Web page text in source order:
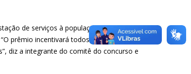
de serviços à população e para fazer
prêmio incentivará todos que atuam no
diz a integrante do comitê do concurso e